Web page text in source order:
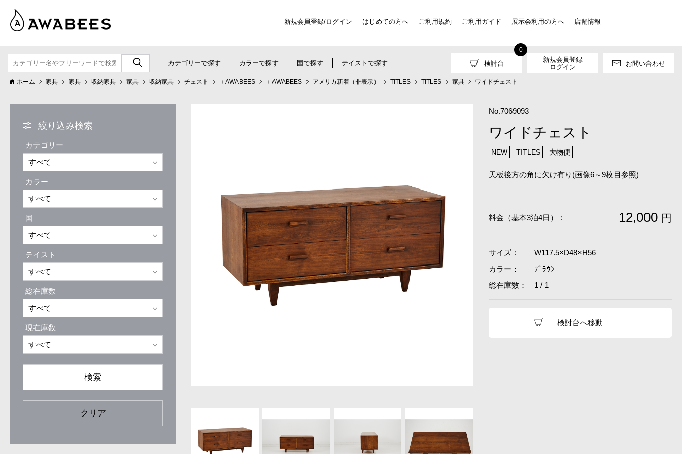
新規会員登録/ログイン はじめての方へ ご利用規約 ご利用ガイド 展示会利用の方へ 店舗情報
カテゴリーで探す カラーで探す 国で探す テイストで探す 検討台
0
新規会員登録
ログイン
お問い合わせ
ホーム 家具 家具 収納家具 家具 収納家具 チェスト ＋AWABEES ＋AWABEES アメリカ新着（非表示） TITLES TITLES 家具 ワイドチェスト
絞り込み検索
カテゴリー
カラー
国
テイスト
総在庫数
現在庫数
検索
No.7069093
ワイドチェスト
NEW TITLES 大物便
天板後方の角に欠け有り(画像6～9枚目参照)
料金（基本3泊4日）： 12,000 円
サイズ：
W117.5×D48×H56
カラー：
ﾌﾞﾗｳﾝ
総在庫数：
1 / 1
検討台へ移動